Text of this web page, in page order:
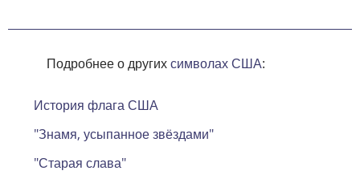
Подробнее о другихсимволах США:
История флага США
"Знамя, усыпанное звёздами"
"Старая слава"